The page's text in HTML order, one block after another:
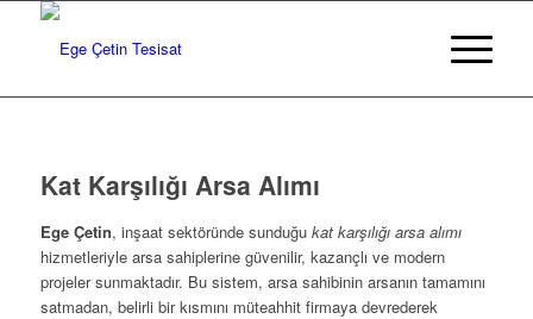
Kat Karşılığı Arsa Alımı
Ege Çetin, inşaat sektöründe sunduğu kat karşılığı arsa alımı
hizmetleriyle arsa sahiplerine güvenilir, kazançlı ve modern
projeler sunmaktadır. Bu sistem, arsa sahibinin arsanın tamamını
satmadan, belirli bir kısmını müteahhit firmaya devrederek